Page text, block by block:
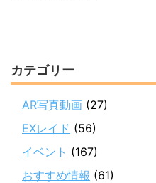
カテゴリー
AR写真動画 (27)
EXレイド (56)
イベント (167)
おすすめ情報 (61)